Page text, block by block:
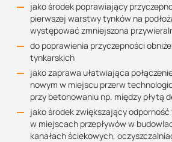
jako środek poprawiający
pierwszej warstwy tynków na
występować zmniejszona
do poprawienia przyczepności
tynkarskich
jako zaprawa ułatwiająca
nowym w miejscu przerw
przy betonowaniu np. między płytą
jako środek zwiększający
w miejscach przepływów w
kanałach ściekowych,